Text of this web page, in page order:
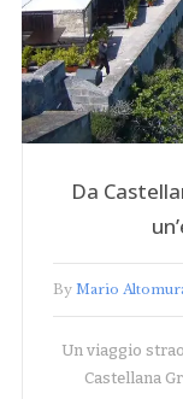
Da
By Mario
Un viaggio
Castellana